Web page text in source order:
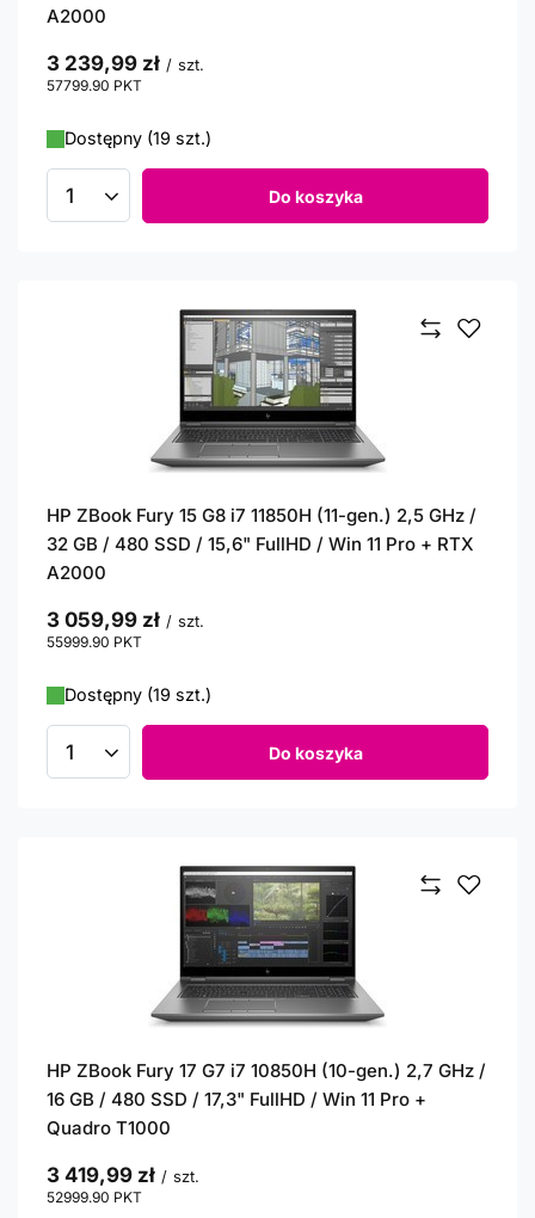
A2000
3 239,99 zł / szt.
57799.90 PKT
Dostępny (19 szt.)
Ilość produktów Do koszyka
HP ZBook Fury 15 G8 i7 11850H (11-gen.) 2,5 GHz /
32 GB / 480 SSD / 15,6" FullHD / Win 11 Pro + RTX
A2000
3 059,99 zł / szt.
55999.90 PKT
Dostępny (19 szt.)
Ilość produktów Do koszyka
HP ZBook Fury 17 G7 i7 10850H (10-gen.) 2,7 GHz /
16 GB / 480 SSD / 17,3" FullHD / Win 11 Pro +
Quadro T1000
3 419,99 zł / szt.
52999.90 PKT